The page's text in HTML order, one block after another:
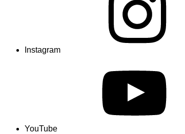
Instagram
YouTube